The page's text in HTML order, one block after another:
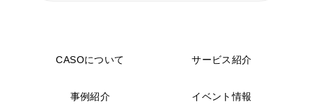
CASOについて サービス紹介
事例紹介 イベント情報